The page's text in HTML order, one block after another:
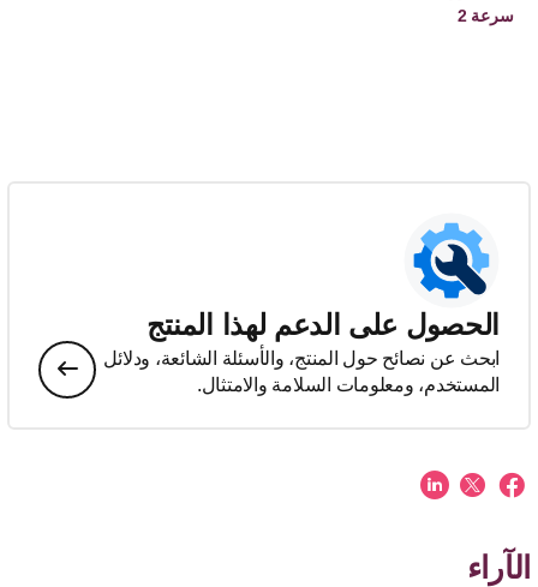
سرعة 2
الحصول على الدعم لهذا المنتج
ابحث عن نصائح حول المنتج، والأسئلة الشائعة، ودلائل
المستخدم، ومعلومات السلامة والامتثال.
الآراء